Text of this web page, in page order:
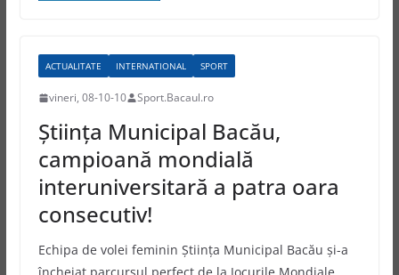
ACTUALITATE INTERNATIONAL SPORT
vineri, 08-10-10 Sport.Bacaul.ro
Ştiinţa Municipal Bacău,
campioană mondială
interuniversitară a patra oara
consecutiv!
Echipa de volei feminin Ştiinţa Municipal Bacău şi-a